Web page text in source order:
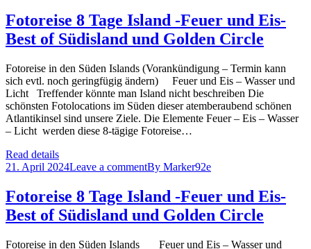
Fotoreise 8 Tage Island -Feuer und Eis-
Best of Südisland und Golden Circle
Fotoreise in den Süden Islands (Vorankündigung – Termin kann
sich evtl. noch geringfügig ändern) Feuer und Eis – Wasser und
Licht Treffender könnte man Island nicht beschreiben Die
schönsten Fotolocations im Süden dieser atemberaubend schönen
Atlantikinsel sind unsere Ziele. Die Elemente Feuer – Eis – Wasser
– Licht werden diese 8-tägige Fotoreise…
Read details
21. April 2024Leave a commentBy Marker92e
Fotoreise 8 Tage Island -Feuer und Eis-
Best of Südisland und Golden Circle
Fotoreise in den Süden Islands Feuer und Eis – Wasser und